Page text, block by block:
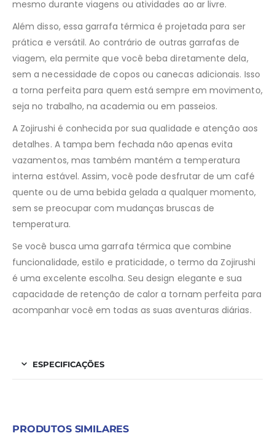
mesmo durante viagens ou atividades ao ar livre.
Além disso, essa garrafa térmica é projetada para ser
prática e versátil. Ao contrário de outras garrafas de
viagem, ela permite que você beba diretamente dela,
sem a necessidade de copos ou canecas adicionais. Isso
a torna perfeita para quem está sempre em movimento,
seja no trabalho, na academia ou em passeios.
A Zojirushi é conhecida por sua qualidade e atenção aos
detalhes. A tampa bem fechada não apenas evita
vazamentos, mas também mantém a temperatura
interna estável. Assim, você pode desfrutar de um café
quente ou de uma bebida gelada a qualquer momento,
sem se preocupar com mudanças bruscas de
temperatura.
Se você busca uma garrafa térmica que combine
funcionalidade, estilo e praticidade, o termo da Zojirushi
é uma excelente escolha. Seu design elegante e sua
capacidade de retenção de calor a tornam perfeita para
acompanhar você em todas as suas aventuras diárias.
ESPECIFICAÇÕES
PRODUTOS SIMILARES